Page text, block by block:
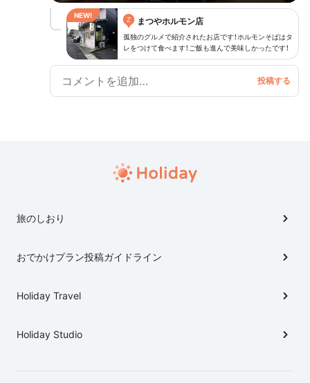
す。どのお店もおひとり様OKです。
Z まつやホルモン店
孤独のグルメで紹介されたお店です！ホルモンそばはタ
レをつけて食べます！ご飯も進んで美味しかったです！
旅のしおり
おでかけプラン投稿ガイドライン
Holiday Travel
Holiday Studio